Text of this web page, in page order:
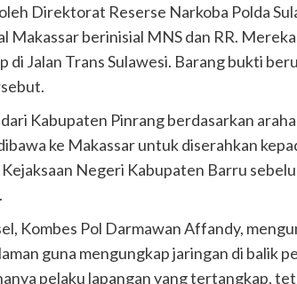
Direktorat Reserse Narkoba Polda
Makassar berinisial MNS dan RR.
di Jalan Trans Sulawesi. Barang bukti
Kabupaten Pinrang berdasarkan
ke Makassar untuk diserahkan
Negeri Kabupaten Barru
Kombes Pol Darmawan Affandy,
guna mengungkap jaringan di balik
pelaku lapangan yang tertangkap,